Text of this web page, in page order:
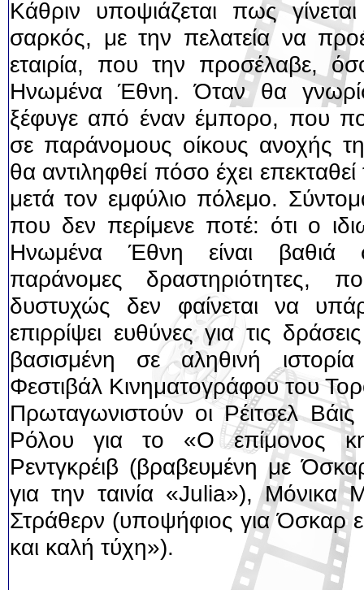
Κάθριν υποψιάζεται πως
σαρκός, με την πελατεία να
εταιρία, που την προσέλαβε,
Ηνωμένα Έθνη. Όταν θα
ξέφυγε από έναν έμπορο, που
σε παράνομους οίκους ανοχής
θα αντιληφθεί πόσο έχει
μετά τον εμφύλιο πόλεμο.
που δεν περίμενε ποτέ: ότι ο
Ηνωμένα Έθνη είναι βαθιά
παράνομες δραστηριότητες,
δυστυχώς δεν φαίνεται να
επιρρίψει ευθύνες για τις
βασισμένη σε αληθινή
Φεστιβάλ Κινηματογράφου του
Πρωταγωνιστούν οι Ρέιτσελ
Ρόλου για το «Ο επίμονος
Ρεντγκρέιβ (βραβευμένη με
για την ταινία «Julia»), Μόνικα
Στράθερν (υποψήφιος για Όσκαρ
και καλή τύχη»).